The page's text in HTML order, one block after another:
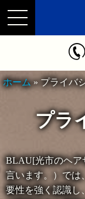
ホーム» プライバ
プラ
BLAU[光市のヘア
言います。）では
要性を強く認識し